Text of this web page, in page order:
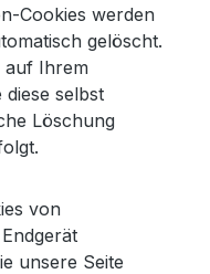
Cookies werden
gelöscht.
auf Ihrem
diese selbst
Löschung
von
unsere Seite